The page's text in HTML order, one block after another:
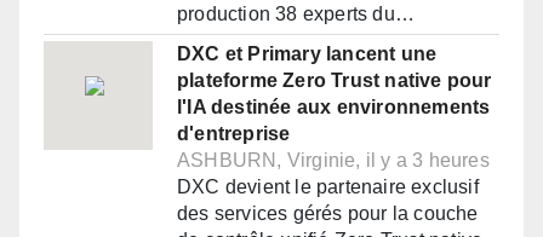
production 38 experts du…
DXC et Primary lancent une
plateforme Zero Trust native pour
l'IA destinée aux environnements
d'entreprise
ASHBURN, Virginie, il y a 3 heures
DXC devient le partenaire exclusif
des services gérés pour la couche